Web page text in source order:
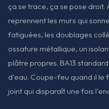
ça se trace, ça se pose droit.
reprennent les murs qui
fatiguées, les doublages
ossature métallique, un
plâtre propres. BA13
d'eau. Coupe-feu quand il le
joint qui disparaît une fois